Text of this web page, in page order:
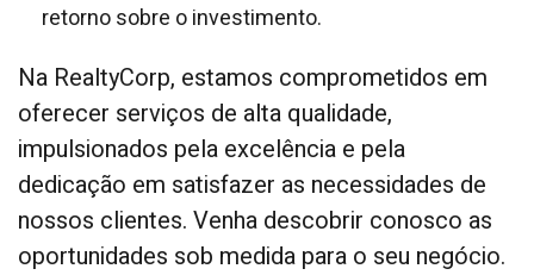
retorno sobre o investimento.
Na RealtyCorp, estamos comprometidos em
oferecer serviços de alta qualidade,
impulsionados pela excelência e pela
dedicação em satisfazer as necessidades de
nossos clientes. Venha descobrir conosco as
oportunidades sob medida para o seu negócio.